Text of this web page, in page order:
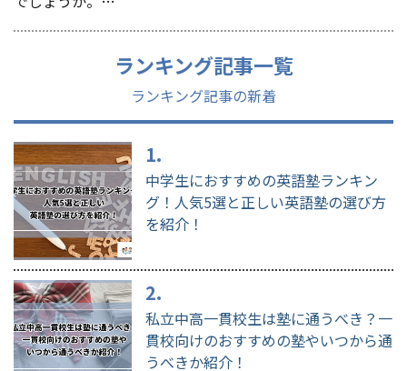
ランキング記事一覧
ランキング記事の新着
中学生におすすめの英語塾ランキン
グ！人気5選と正しい英語塾の選び方
を紹介！
私立中高一貫校生は塾に通うべき？一
貫校向けのおすすめの塾やいつから通
うべきか紹介！